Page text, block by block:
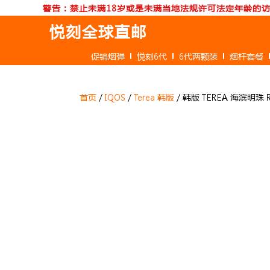
警告：禁止未满18岁或是未满当地法规许可法定年龄的访
悦刻全球直邮
促销烟弹 悦刻6代 6代两颗装 烟杆套餐
首页 / IQOS / Terea 韩版 / 韩版 TEREA 海滨明珠